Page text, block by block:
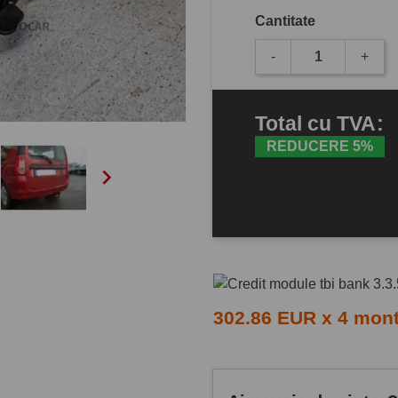

Cantitate
- +
Total cu TVA:
REDUCERE 5%
302.86 EUR x 4